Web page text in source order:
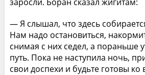
— Я слышал, что здесь
Нам надо остановиться,
снимая с них седел, а пораньше
путь. Пока не наступила ночь,
свои доспехи и будьте готовы ко